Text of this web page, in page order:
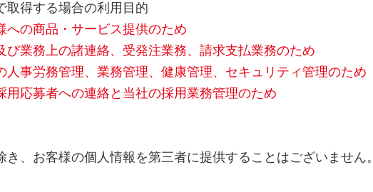
取得する場合の利用目的
の商品・サービス提供のため
業務上の諸連絡、受発注業務、請求支払業務のため
労務管理、業務管理、健康管理、セキュリティ管理のため
応募者への連絡と当社の採用業務管理のため
、お客様の個人情報を第三者に提供することはございません。